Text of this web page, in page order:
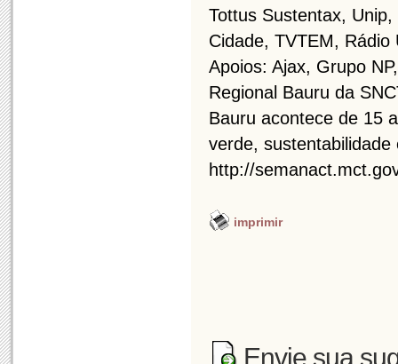
Tottus Sustentax,
Cidade, TVTEM,
Apoios: Ajax, Grupo
Regional Bauru da
Bauru acontece de 15
verde,
http://
imprimir
Envie sua